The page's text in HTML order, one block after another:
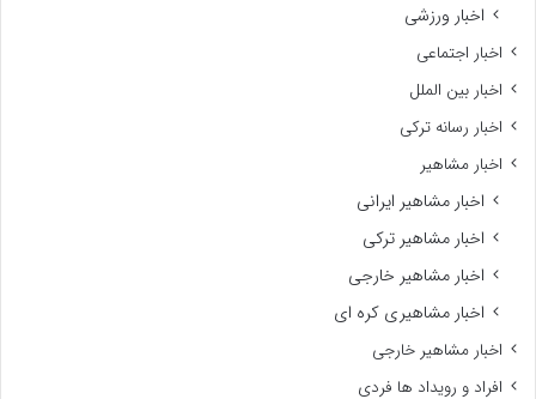
اخبار ورزشی
اخبار اجتماعی
اخبار بین الملل
اخبار رسانه ترکی
اخبار مشاهیر
اخبار مشاهیر ایرانی
اخبار مشاهیر ترکی
اخبار مشاهیر خارجی
اخبار مشاهیری کره ای
اخبار مشاهیر خارجی
افراد و رویداد ها فردی